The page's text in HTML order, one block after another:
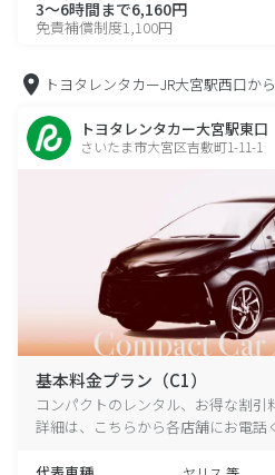
3～6時間まで6,160円
免責補償制度1,100円
トヨタレンタカーJR大宮駅西口から
トヨタレンタカー大宮駅東口
さいたま市大宮区吉敷町1-11-1
基本料金プラン（C1）
コンパクトのレンタル、お得な割
詳細は、こちらから各店舗にお電話